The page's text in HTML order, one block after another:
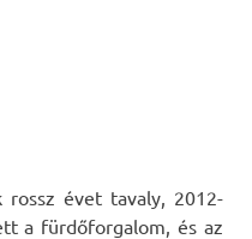
évet tavaly, 2012-
a fürdőforgalom, és az